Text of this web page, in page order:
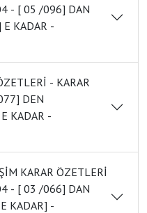
KADAR -
- KARAR
DEN
-
KARAR ÖZETLERİ
-